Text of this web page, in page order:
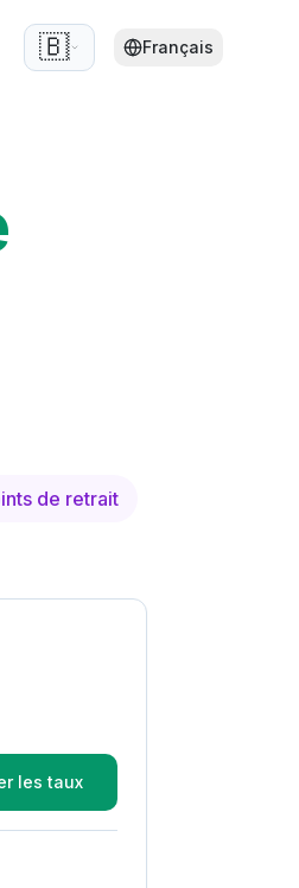
🇧🇪 Français
de retrait
les taux